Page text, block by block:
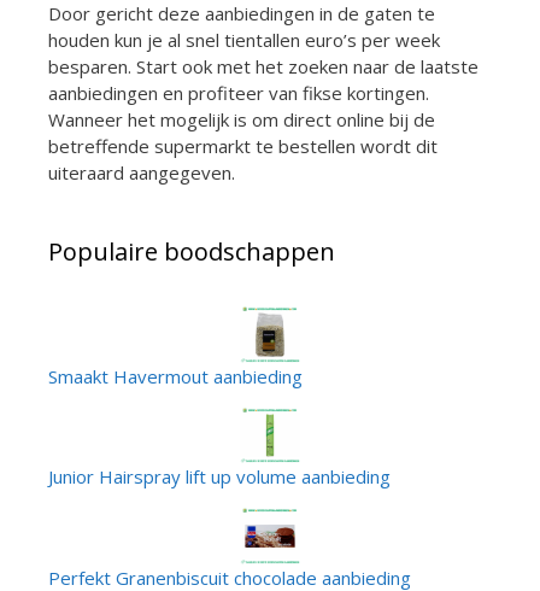
Door gericht deze aanbiedingen in de gaten te
houden kun je al snel tientallen euro’s per week
besparen. Start ook met het zoeken naar de laatste
aanbiedingen en profiteer van fikse kortingen.
Wanneer het mogelijk is om direct online bij de
betreffende supermarkt te bestellen wordt dit
uiteraard aangegeven.
Populaire boodschappen
Smaakt Havermout aanbieding
Junior Hairspray lift up volume aanbieding
Perfekt Granenbiscuit chocolade aanbieding